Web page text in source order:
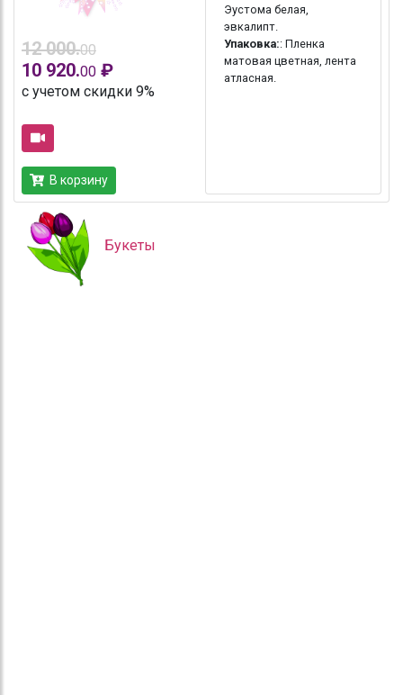
12 000.00
10 920.00 ₽
с учетом скидки 9%
В корзину
Эустома белая,
эвкалипт.
Упаковка:: Пленка
матовая цветная, лента
атласная.
Букеты